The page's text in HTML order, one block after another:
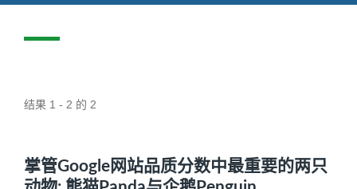
结果 1 - 2 的 2
掌管Google网站品质分数中最重要的两只